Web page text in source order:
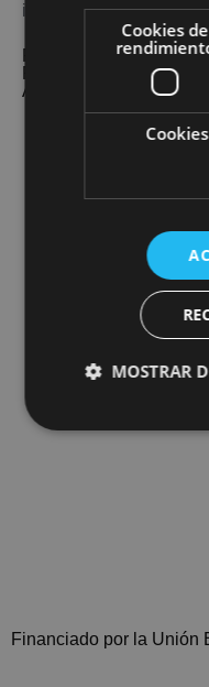
Política de privacidad
Política de Cookies
Aviso Legal
info@gemapinel.com
Financiado por la Unión
Cookies de
MOSTRAR